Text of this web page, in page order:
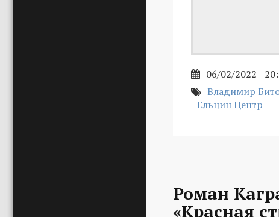
06/02/2022 -
Владимир
Ельцин Центр
Роман
«Красная